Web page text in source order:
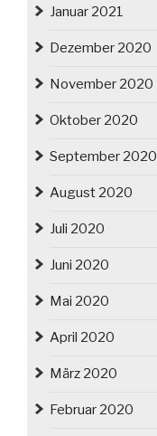
Januar 2021
Dezember 2020
November 2020
Oktober 2020
September 2020
August 2020
Juli 2020
Juni 2020
Mai 2020
April 2020
März 2020
Februar 2020